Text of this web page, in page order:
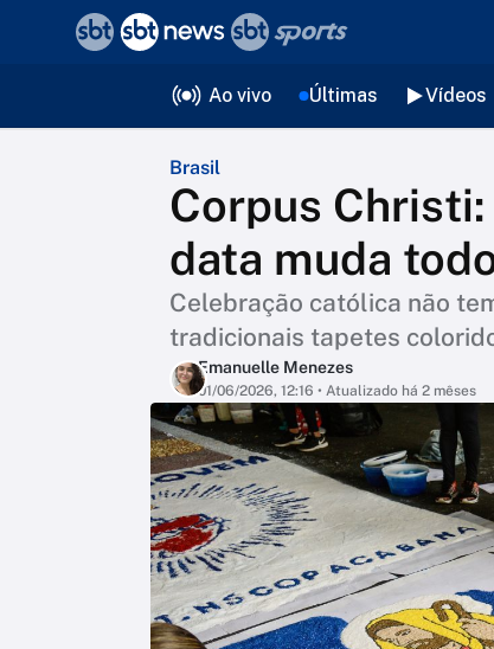
Ao vivo Últimas Vídeos
Brasil
Corpus
data muda
Celebração católica não
tradicionais tapetes
Emanuelle Menezes
01/06/2026, 12:16 • Atualizado há 2 mêses
voltar
Editorias